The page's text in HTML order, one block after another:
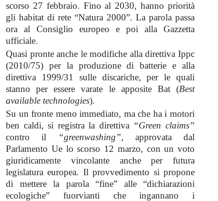
scorso 27 febbraio. Fino al 2030, hanno priorità
gli habitat di rete “Natura 2000”. La parola passa
ora al Consiglio europeo e poi alla Gazzetta
ufficiale.
Quasi pronte anche le modifiche alla direttiva Ippc
(2010/75) per la produzione di batterie e alla
direttiva 1999/31 sulle discariche, per le quali
stanno per essere varate le apposite Bat (Best
available technologies).
Su un fronte meno immediato, ma che ha i motori
ben caldi, si registra la direttiva “Green claims”
contro il
“greenwashing”, approvata dal
Parlamento Ue lo scorso 12 marzo, con un voto
giuridicamente vincolante anche per futura
legislatura europea. Il provvedimento si propone
di mettere la parola “fine” alle “dichiarazioni
ecologiche” fuorvianti che ingannano i